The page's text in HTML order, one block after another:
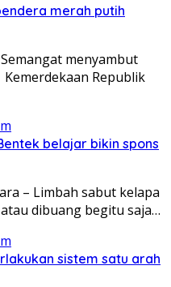
merah putih
menyambut
Republik
belajar bikin spons
– Limbah sabut kelapa
dibuang begitu saja…
sistem satu arah